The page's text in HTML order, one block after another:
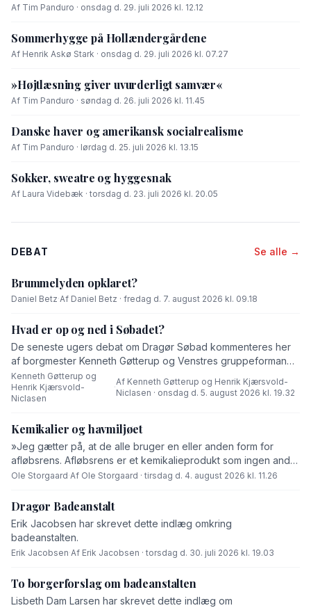
Af Tim Panduro · onsdag d. 29. juli 2026 kl. 12.12
Sommerhygge på Hollændergårdene
Af Henrik Askø Stark · onsdag d. 29. juli 2026 kl. 07.27
»Højtlæsning giver uvurderligt samvær«
Af Tim Panduro · søndag d. 26. juli 2026 kl. 11.45
Danske haver og amerikansk socialrealisme
Af Tim Panduro · lørdag d. 25. juli 2026 kl. 13.15
Sokker, sweatre og hyggesnak
Af Laura Videbæk · torsdag d. 23. juli 2026 kl. 20.05
DEBAT Se alle →
Brummelyden opklaret?
Daniel Betz·Af Daniel Betz · fredag d. 7. august 2026 kl. 09.18
Hvad er op og ned i Søbadet?
De seneste ugers debat om Dragør Søbad kommenteres her
af borgmester Kenneth Gøtterup og Venstres gruppeformand
Henrik Kjærsvold-Niclasen.
Kenneth Gøtterup og
Henrik Kjærsvold-
Niclasen
·
Af Kenneth Gøtterup og Henrik Kjærsvold-
Niclasen · onsdag d. 5. august 2026 kl. 19.32
Kemikalier og havmiljøet
»Jeg gætter på, at de alle bruger en eller anden form for
afløbsrens. Afløbsrens er et kemikalieprodukt som ingen andre
end fabrikanten ved hvad består af,« skriver Ole Storgaard i
Ole Storgaard·Af Ole Storgaard · tirsdag d. 4. august 2026 kl. 11.26
Dragør Badeanstalt
Erik Jacobsen har skrevet dette indlæg omkring
badeanstalten.
Erik Jacobsen·Af Erik Jacobsen · torsdag d. 30. juli 2026 kl. 19.03
To borgerforslag om badeanstalten
Lisbeth Dam Larsen har skrevet dette indlæg om